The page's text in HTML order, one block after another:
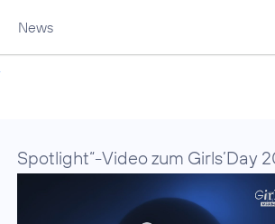
News
Spotlight“-Video zum Girls’Day